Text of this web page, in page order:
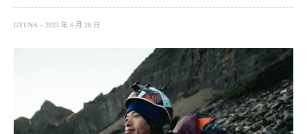
GYUNA 2023 年 6 月 28 日